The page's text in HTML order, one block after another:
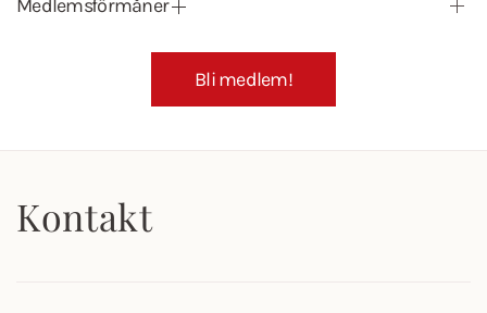
Medlemsförmåner
Bli medlem!
Kontakt